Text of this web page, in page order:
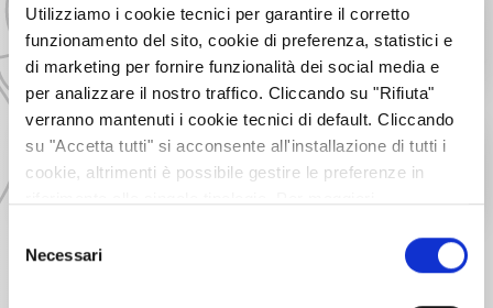
Utilizziamo i cookie tecnici per garantire il corretto
funzionamento del sito, cookie di preferenza, statistici e
di marketing per fornire funzionalità dei social media e
per analizzare il nostro traffico. Cliccando su "Rifiuta"
verranno mantenuti i cookie tecnici di default. Cliccando
su "Accetta tutti" si acconsente all'installazione di tutti i
cookie, altrimenti è possibile gestire le preferenze in
delNecessari
Distanza:48 km – 1166 M D+ / 810 M D-
LUOGO DI PARTENZA: SITO NORDIQUE DE
BESSANS / Col du Mont Cenis
10:30 – 17:00: Villaggio VVF La Grande Odyssée sul
sito nordico di Bessans.
13:00 – 14:30: L'Odyssée des Espoirs con il Crédit
Mutuel
2026
00:00
Cultura e Tradizione
Rivoli
11 APR
2026
CAMALEONTIKA 2026, LA STAGIONE
TEATRALE DI ALMESE
Teatro